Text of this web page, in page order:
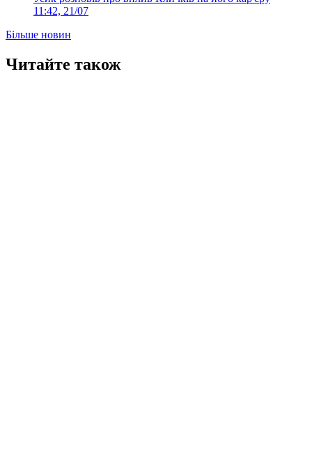
11:42, 21/07
Більше новин
Читайте також